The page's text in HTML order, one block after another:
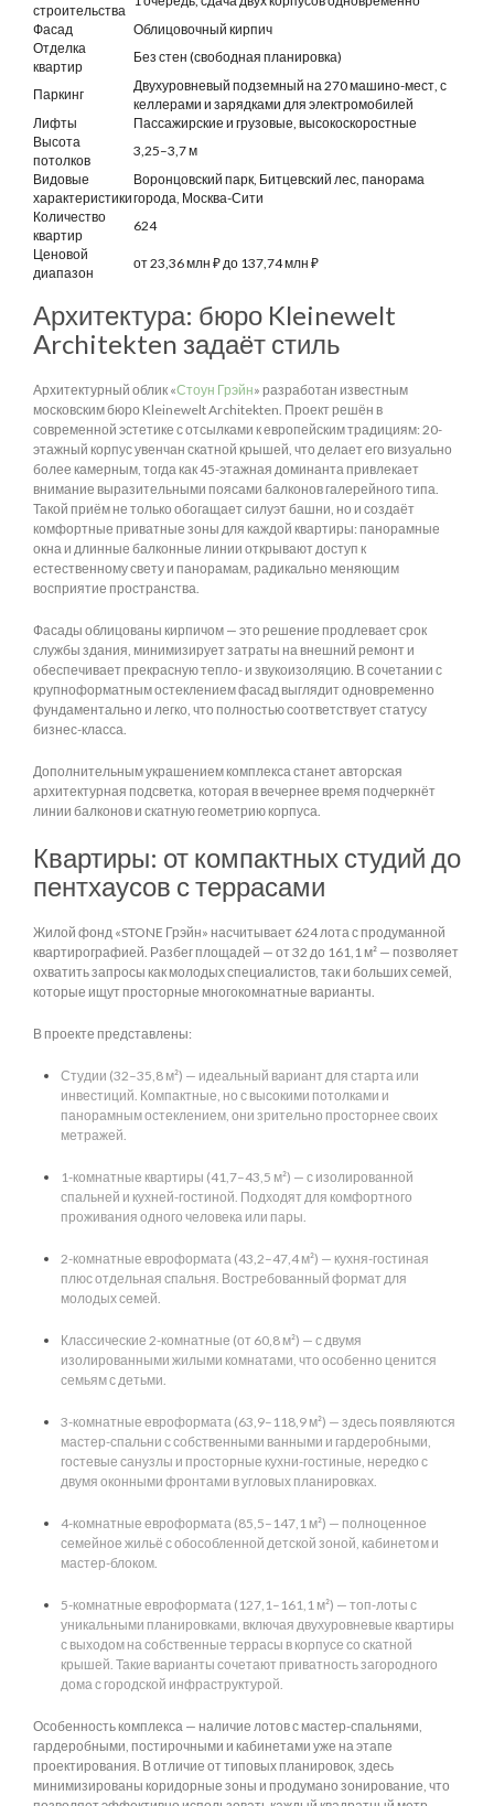
строительства
Фасад
Облицовочный кирпич
Отделка
квартир
Без стен (свободная планировка)
Паркинг
Двухуровневый подземный на 270 машино-мест, с
келлерами и зарядками для электромобилей
Лифты
Пассажирские и грузовые, высокоскоростные
Высота
потолков
3,25–3,7 м
Видовые
характеристики
Воронцовский парк, Битцевский лес, панорама
города, Москва-Сити
Количество
квартир
624
Ценовой
диапазон
от 23,36 млн ₽ до 137,74 млн ₽
Архитектура: бюро Kleinewelt
Architekten задаёт стиль
Архитектурный облик «Стоун Грэйн» разработан известным
московским бюро Kleinewelt Architekten. Проект решён в
современной эстетике с отсылками к европейским традициям: 20-
этажный корпус увенчан скатной крышей, что делает его визуально
более камерным, тогда как 45-этажная доминанта привлекает
внимание выразительными поясами балконов галерейного типа.
Такой приём не только обогащает силуэт башни, но и создаёт
комфортные приватные зоны для каждой квартиры: панорамные
окна и длинные балконные линии открывают доступ к
естественному свету и панорамам, радикально меняющим
восприятие пространства.
Фасады облицованы кирпичом — это решение продлевает срок
службы здания, минимизирует затраты на внешний ремонт и
обеспечивает прекрасную тепло- и звукоизоляцию. В сочетании с
крупноформатным остеклением фасад выглядит одновременно
фундаментально и легко, что полностью соответствует статусу
бизнес-класса.
Дополнительным украшением комплекса станет авторская
архитектурная подсветка, которая в вечернее время подчеркнёт
линии балконов и скатную геометрию корпуса.
Квартиры: от компактных студий до
пентхаусов с террасами
Жилой фонд «STONE Грэйн» насчитывает 624 лота с продуманной
квартирографией. Разбег площадей — от 32 до 161,1 м² — позволяет
охватить запросы как молодых специалистов, так и больших семей,
которые ищут просторные многокомнатные варианты.
В проекте представлены:
Студии (32–35,8 м²) — идеальный вариант для старта или
инвестиций. Компактные, но с высокими потолками и
панорамным остеклением, они зрительно просторнее своих
метражей.
1-комнатные квартиры (41,7–43,5 м²) — с изолированной
спальней и кухней-гостиной. Подходят для комфортного
проживания одного человека или пары.
2-комнатные евроформата (43,2–47,4 м²) — кухня-гостиная
плюс отдельная спальня. Востребованный формат для
молодых семей.
Классические 2-комнатные (от 60,8 м²) — с двумя
изолированными жилыми комнатами, что особенно ценится
семьям с детьми.
3-комнатные евроформата (63,9–118,9 м²) — здесь появляются
мастер-спальни с собственными ванными и гардеробными,
гостевые санузлы и просторные кухни-гостиные, нередко с
двумя оконными фронтами в угловых планировках.
4-комнатные евроформата (85,5–147,1 м²) — полноценное
семейное жильё с обособленной детской зоной, кабинетом и
мастер-блоком.
5-комнатные евроформата (127,1–161,1 м²) — топ-лоты с
уникальными планировками, включая двухуровневые квартиры
с выходом на собственные террасы в корпусе со скатной
крышей. Такие варианты сочетают приватность загородного
дома с городской инфраструктурой.
Особенность комплекса — наличие лотов с мастер-спальнями,
гардеробными, постирочными и кабинетами уже на этапе
проектирования. В отличие от типовых планировок, здесь
минимизированы коридорные зоны и продумано зонирование, что